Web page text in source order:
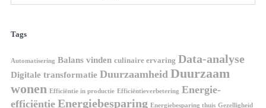
Tags
Automatisering Balans vinden culinaire ervaring Data-analyse
Digitale transformatie Duurzaamheid Duurzaam
wonen Efficiëntie in productie Efficiëntieverbetering Energie-
efficiëntie Energiebesparing Energiebesparing thuis Gezelligheid